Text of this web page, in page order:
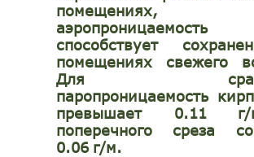
помещениях,
аэропроницаемость
способствует
помещениях свежего
Для
паропроницаемость
превышает 0.11
поперечного среза
0.06 г/м.